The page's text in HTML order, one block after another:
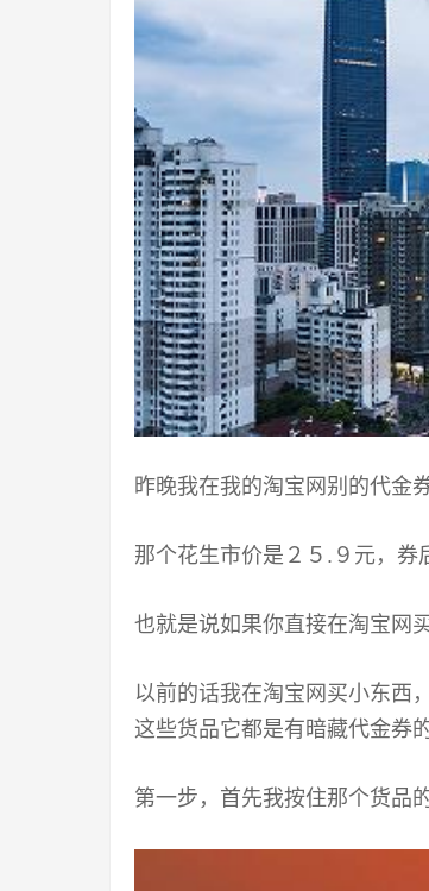
昨晚我在我的淘宝网别的代金
那个花生市价是２５ . ９元，券
也就是说如果你直接在淘宝网
以前的话我在淘宝网买小东西
这些货品它都是有暗藏代金券的
第一步，首先我按住那个货品